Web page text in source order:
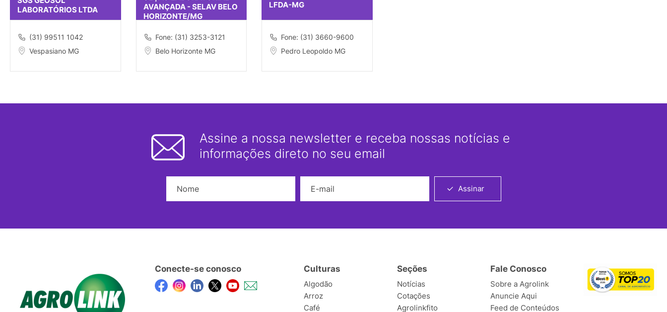
LABORATÓRIOS LTDA
(31) 99511 1042
Vespasiano MG
AVANÇADA - SELAV BELO
HORIZONTE/MG
Fone: (31) 3253-3121
Belo Horizonte MG
LFDA-MG
Fone: (31) 3660-9600
Pedro Leopoldo MG
Assine a nossa newsletter e receba nossas notícias e
informações direto no seu email
Assinar
Conecte-se conosco Culturas
Algodão
Arroz
Café
Seções
Notícias
Cotações
Agrolinkfito
Fale Conosco
Sobre a Agrolink
Anuncie Aqui
Feed de Conteúdos